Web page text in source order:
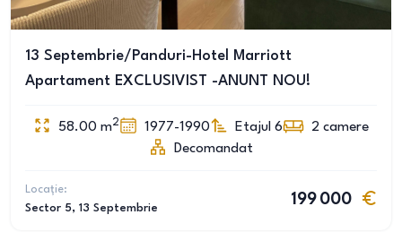
13 Septembrie/Panduri-Hotel Marriott
Apartament EXCLUSIVIST -ANUNT NOU!
58.00 m2 1977-1990 Etajul 6 2 camere
Decomandat
Locație:
Sector 5, 13 Septembrie
199 000